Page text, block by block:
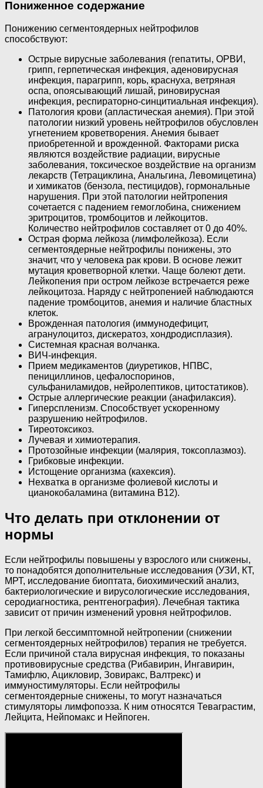
Пониженное содержание
Понижению сегментоядерных нейтрофилов
способствуют:
Острые вирусные заболевания (гепатиты, ОРВИ,
грипп, герпетическая инфекция, аденовирусная
инфекция, парагрипп, корь, краснуха, ветряная
оспа, опоясывающий лишай, риновирусная
инфекция, респираторно-синцитиальная инфекция).
Патология крови (апластическая анемия). При этой
патологии низкий уровень нейтрофилов обусловлен
угнетением кроветворения. Анемия бывает
приобретенной и врожденной. Факторами риска
являются воздействие радиации, вирусные
заболевания, токсическое воздействие на организм
лекарств (Тетрациклина, Анальгина, Левомицетина)
и химикатов (бензола, пестицидов), гормональные
нарушения. При этой патологии нейтропения
сочетается с падением гемоглобина, снижением
эритроцитов, тромбоцитов и лейкоцитов.
Количество нейтрофилов составляет от 0 до 40%.
Острая форма лейкоза (лимфолейкоза). Если
сегментоядерные нейтрофилы понижены, это
значит, что у человека рак крови. В основе лежит
мутация кроветворной клетки. Чаще болеют дети.
Лейкопения при остром лейкозе встречается реже
лейкоцитоза. Наряду с нейтропенией наблюдаются
падение тромбоцитов, анемия и наличие бластных
клеток.
Врожденная патология (иммунодефицит,
агранулоцитоз, дискератоз, хондродисплазия).
Системная красная волчанка.
ВИЧ-инфекция.
Прием медикаментов (диуретиков, НПВС,
пенициллинов, цефалоспоринов,
сульфаниламидов, нейролептиков, цитостатиков).
Острые аллергические реакции (анафилаксия).
Гиперспленизм. Способствует ускоренному
разрушению нейтрофилов.
Тиреотоксикоз.
Лучевая и химиотерапия.
Протозойные инфекции (малярия, токсоплазмоз).
Грибковые инфекции.
Истощение организма (кахексия).
Нехватка в организме фолиевой кислоты и
цианокобаламина (витамина B12).
Что делать при отклонении от
нормы
Если нейтрофилы повышены у взрослого или снижены,
то понадобятся дополнительные исследования (УЗИ, КТ,
МРТ, исследование биоптата, биохимический анализ,
бактериологические и вирусологические исследования,
серодиагностика, рентгенография). Лечебная тактика
зависит от причин изменений уровня нейтрофилов.
При легкой бессимптомной нейтропении (снижении
сегментоядерных нейтрофилов) терапия не требуется.
Если причиной стала вирусная инфекция, то показаны
противовирусные средства (Рибавирин, Ингавирин,
Тамифлю, Ацикловир, Зовиракс, Валтрекс) и
иммуностимуляторы. Если нейтрофилы
сегментоядерные снижены, то могут назначаться
стимуляторы лимфопоэза. К ним относятся Теваграстим,
Лейцита, Нейпомакс и Нейпоген.